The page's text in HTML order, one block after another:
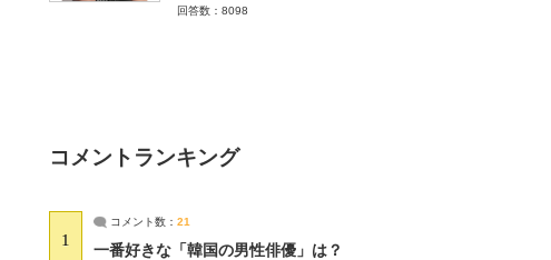
回答数：8098
コメントランキング
1
コメント数： 21
一番好きな「韓国の男性俳優」は？